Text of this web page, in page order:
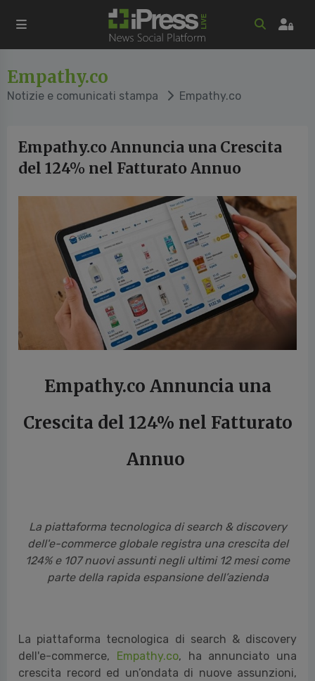
Empathy.co
Notizie e comunicati stampa Empathy.co
Empathy.co Annuncia una Crescita
del 124% nel Fatturato Annuo
Empathy.co Annuncia una
Crescita del 124% nel Fatturato
Annuo
La piattaforma tecnologica di search & discovery
dell'e-commerce globale registra una crescita del
124% e 107 nuovi assunti negli ultimi 12 mesi come
parte della rapida espansione dell’azienda
La piattaforma tecnologica di search & discovery
dell'e-commerce, Empathy.co, ha annunciato una
crescita record ed un’ondata di nuove assunzioni,